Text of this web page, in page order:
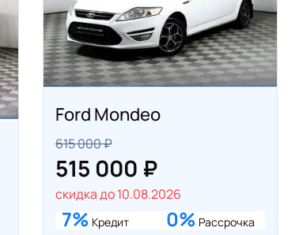
Ford Mondeo
615 000 ₽
515 000 ₽
скидка до 10.08.2026
7% Кредит 0% Рассрочка